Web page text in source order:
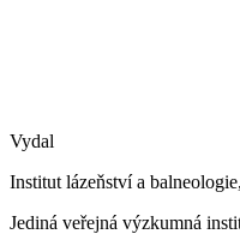
Vydal
Institut lázeňství a
Jediná veřejná výzkumná